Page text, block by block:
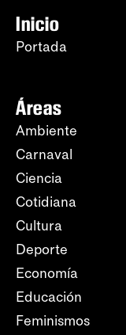
Inicio
Portada
Áreas
Ambiente
Carnaval
Ciencia
Cotidiana
Cultura
Deporte
Economía
Educación
Feminismos